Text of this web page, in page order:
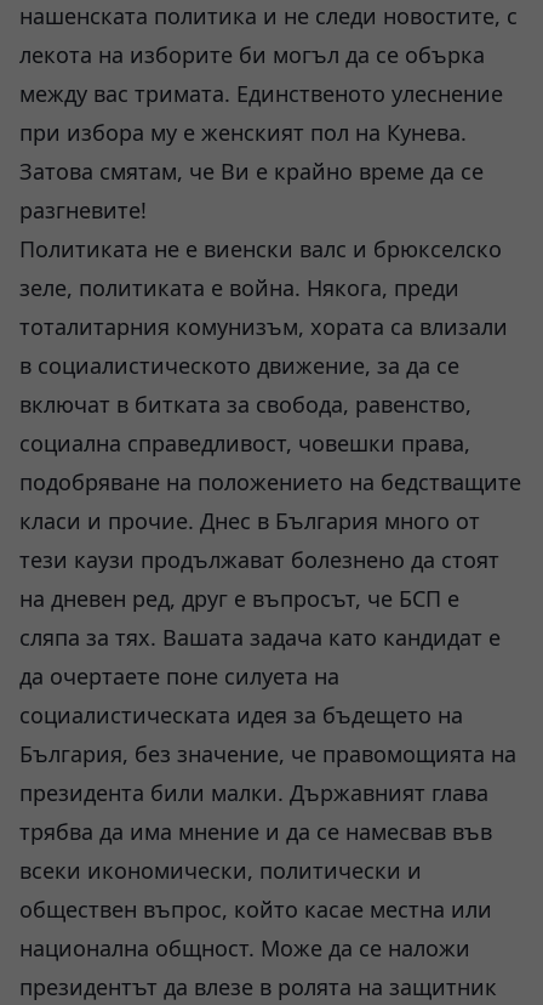
нашенската политика и не следи новостите, с
лекота на изборите би могъл да се обърка
между вас тримата. Единственото улеснение
при избора му е женският пол на Кунева.
Затова смятам, че Ви е крайно време да се
разгневите!
Политиката не е виенски валс и брюкселско
зеле, политиката е война. Някога, преди
тоталитарния комунизъм, хората са влизали
в социалистическото движение, за да се
включат в битката за свобода, равенство,
социална справедливост, човешки права,
подобряване на положението на бедстващите
класи и прочие. Днес в България много от
тези каузи продължават болезнено да стоят
на дневен ред, друг е въпросът, че БСП е
сляпа за тях. Вашата задача като кандидат е
да очертаете поне силуета на
социалистическата идея за бъдещето на
България, без значение, че правомощията на
президента били малки. Държавният глава
трябва да има мнение и да се намесвав във
всеки икономически, политически и
обществен въпрос, който касае местна или
национална общност. Може да се наложи
президентът да влезе в ролята на защитник